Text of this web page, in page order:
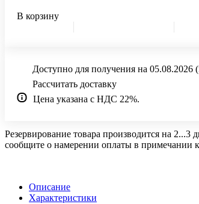
В корзину
Доступно для получения на 05.08.2026
Рассчитать доставку
Цена указана с НДС 22%.
Резервирование товара производится на 2...3
сообщите о намерении оплаты в примечании к
Описание
Характеристики